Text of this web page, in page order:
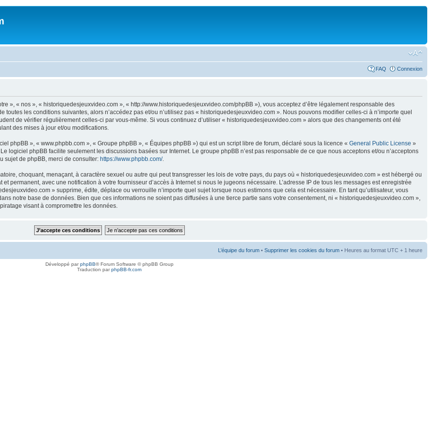
FAQ Connexion
», « nos », « historiquedesjeuxvideo.com », « http://www.historiquedesjeuxvideo.com/phpBB »), vous acceptez d’être légalement responsable des
toutes les conditions suivantes, alors n’accédez pas et/ou n’utilisez pas « historiquedesjeuxvideo.com ». Nous pouvons modifier celles-ci à n’importe quel
de vérifier régulièrement celles-ci par vous-même. Si vous continuez d’utiliser « historiquedesjeuxvideo.com » alors que des changements ont été
des mises à jour et/ou modifications.
phpBB », « www.phpbb.com », « Groupe phpBB », « Équipes phpBB ») qui est un script libre de forum, déclaré sous la licence « General Public License »
. Le logiciel phpBB facilite seulement les discussions basées sur Internet. Le groupe phpBB n’est pas responsable de ce que nous acceptons et/ou n’acceptons
sujet de phpBB, merci de consulter: https://www.phpbb.com/.
choquant, menaçant, à caractère sexuel ou autre qui peut transgresser les lois de votre pays, du pays où « historiquedesjeuxvideo.com » est hébergé ou
permanent, avec une notification à votre fournisseur d’accès à Internet si nous le jugeons nécessaire. L’adresse IP de tous les messages est enregistrée
» supprime, édite, déplace ou verrouille n’importe quel sujet lorsque nous estimons que cela est nécessaire. En tant qu’utilisateur, vous
notre base de données. Bien que ces informations ne soient pas diffusées à une tierce partie sans votre consentement, ni « historiquedesjeuxvideo.com »,
visant à compromettre les données.
L’équipe du forum • Supprimer les cookies du forum • Heures au format UTC + 1 heure
Développé parphpBB® Forum Software © phpBB Group
Traduction parphpBB-fr.com